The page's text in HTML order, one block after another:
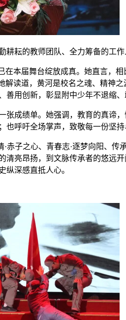
耘的教师团队、全力筹备的工
本届舞台绽放成真。她直言，
读道，黄河是校名之魂、精神
用创新，彰显附中少年不退缩、
成绩单。她强调，教育的真谛
呼吁全场掌声，致敬每一份坚持
子之心、青春志·逐梦向阳、传
亮昂扬，到文脉传承者的悠远
纵深感直抵人心。